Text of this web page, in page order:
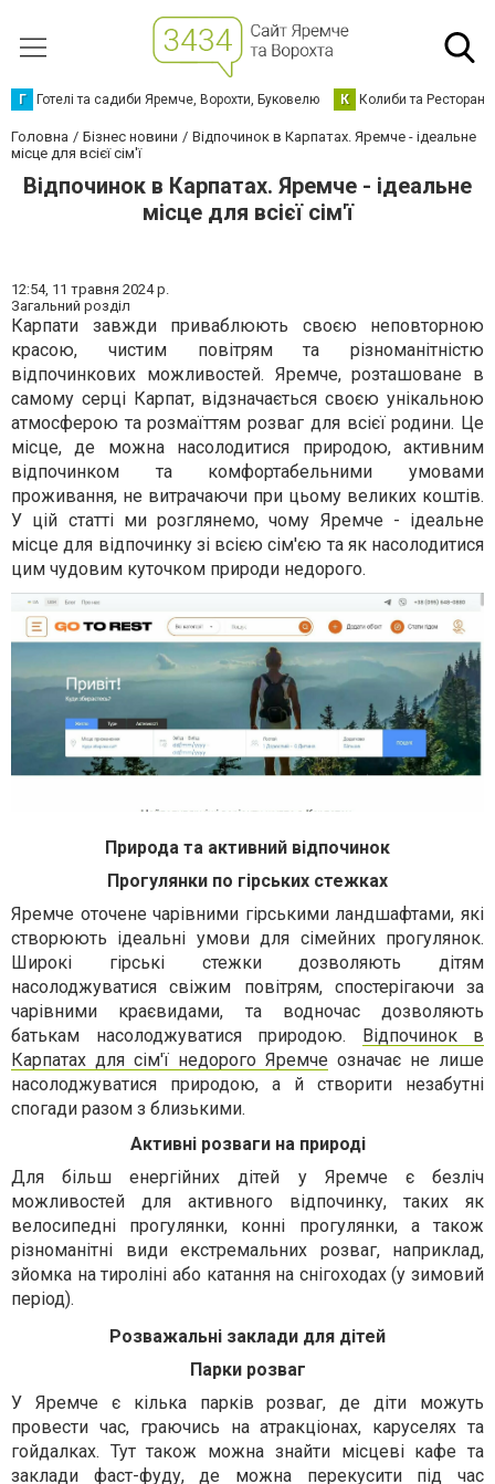
Г Готелі та садиби Яремче, Ворохти, Буковелю К Колиби та Ресторани
Головна Бізнес новини
Відпочинок в Карпатах. Яремче - ідеальне
місце для всієї сім'ї
Відпочинок в Карпатах. Яремче - ідеальне
місце для всієї сім'ї
12:54, 11 травня 2024 р.
Загальний розділ
Карпати завжди приваблюють своєю неповторною
красою, чистим повітрям та різноманітністю
відпочинкових можливостей. Яремче, розташоване в
самому серці Карпат, відзначається своєю унікальною
атмосферою та розмаїттям розваг для всієї родини. Це
місце, де можна насолодитися природою, активним
відпочинком та комфортабельними умовами
проживання, не витрачаючи при цьому великих коштів.
У цій статті ми розглянемо, чому Яремче - ідеальне
місце для відпочинку зі всією сім'єю та як насолодитися
цим чудовим куточком природи недорого.
Природа та активний відпочинок
Прогулянки по гірських стежках
Яремче оточене чарівними гірськими ландшафтами, які
створюють ідеальні умови для сімейних прогулянок.
Широкі гірські стежки дозволяють дітям
насолоджуватися свіжим повітрям, спостерігаючи за
чарівними краєвидами, та водночас дозволяють
батькам насолоджуватися природою.
Відпочинок в
Карпатах для сім'ї недорого Яремче означає не лише
насолоджуватися природою, а й створити незабутні
спогади разом з близькими.
Активні розваги на природі
Для більш енергійних дітей у Яремче є безліч
можливостей для активного відпочинку, таких як
велосипедні прогулянки, конні прогулянки, а також
різноманітні види екстремальних розваг, наприклад,
зйомка на тироліні або катання на снігоходах (у зимовий
період).
Розважальні заклади для дітей
Парки розваг
У Яремче є кілька парків розваг, де діти можуть
провести час, граючись на атракціонах, каруселях та
гойдалках. Тут також можна знайти місцеві кафе та
заклади фаст-фуду, де можна перекусити під час